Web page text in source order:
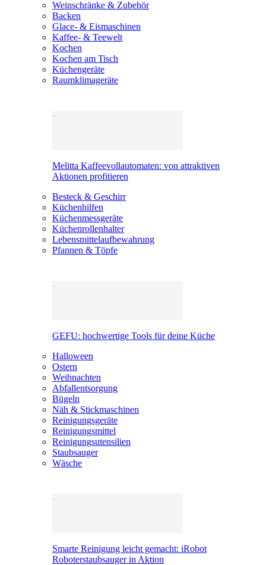
Weinschränke & Zubehör
Backen
Glace- & Eismaschinen
Kaffee- & Teewelt
Kochen
Kochen am Tisch
Küchengeräte
Raumklimageräte
Melitta Kaffeevollautomaten: von attraktiven
Aktionen profitieren
Besteck & Geschirr
Küchenhilfen
Küchenmessgeräte
Küchenrollenhalter
Lebensmittelaufbewahrung
Pfannen & Töpfe
GEFU: hochwertige Tools für deine Küche
Halloween
Ostern
Weihnachten
Abfallentsorgung
Bügeln
Näh & Stickmaschinen
Reinigungsgeräte
Reinigungsmittel
Reinigungsutensilien
Staubsauger
Wäsche
Smarte Reinigung leicht gemacht: iRobot
Roboterstaubsauger in Aktion